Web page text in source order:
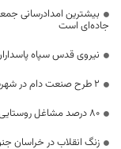
بیشترین امدادرسانی
جاده‌ای است
نیروی قدس سپاه
۲ طرح صنعت دام در شهرستان نهبندان به بهره‌برداری رسید
۸۰ درصد مشاغل روستایی شهرستان بیرجند در حوزه صنایع‌ دستی است
زنگ انقلاب در خراسان